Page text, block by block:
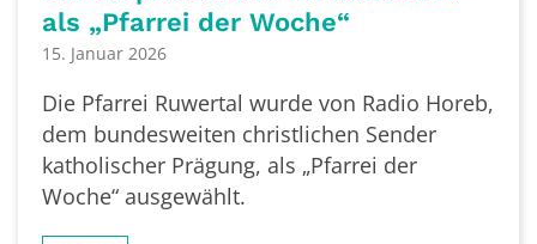
als „Pfarrei der Woche“
15. Januar 2026
Die Pfarrei Ruwertal wurde von Radio Horeb,
dem bundesweiten christlichen Sender
katholischer Prägung, als „Pfarrei der
Woche“ ausgewählt.